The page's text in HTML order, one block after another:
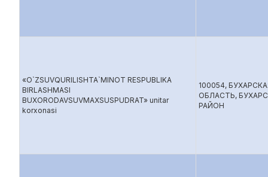
«O`ZSUVQURILISHTA`MINOT RESPUBLIKA
BIRLASHMASI
BUXORODAVSUVMAXSUSPUDRAT» unitar
korxonasi
100054,
ОБЛАСТЬ,
РАЙОН